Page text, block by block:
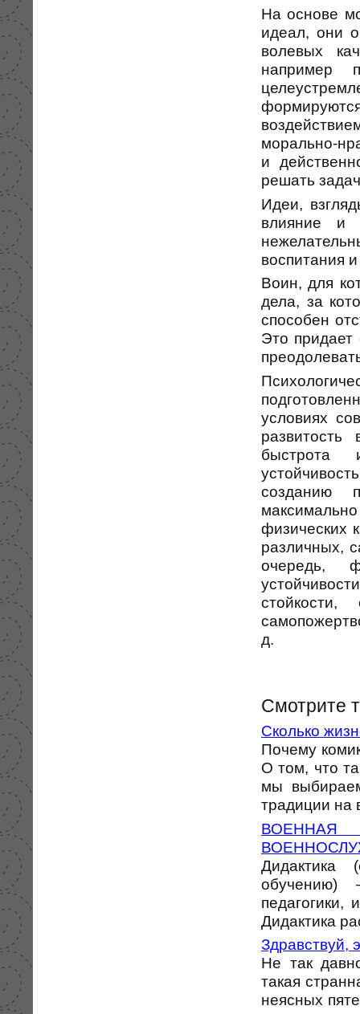
На основе
идеал, они
волевых
например
морально-
и
решать
Идеи,
влияние и
воспитания
Воин, для
дела, за
способен
Это придает
условиях
быстрота
созданию
физических
различных,
очередь,
стойкости,
д.
Смотрите
Сколько
Почему
О том, что
мы
традиции на
Дидактика
обучению)
Дидактика
Здравствуй,
Не так
такая
неясных